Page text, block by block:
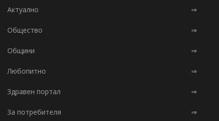
Актуално ⇒
Общество ⇒
Общини ⇒
Любопитно ⇒
Здравен портал ⇒
За потребителя ⇒